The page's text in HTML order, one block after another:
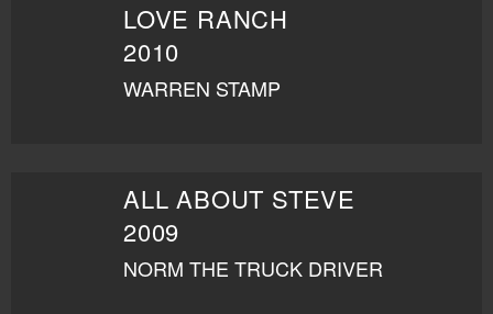
LOVE RANCH
2010
WARREN STAMP
ALL ABOUT STEVE
2009
NORM THE TRUCK DRIVER